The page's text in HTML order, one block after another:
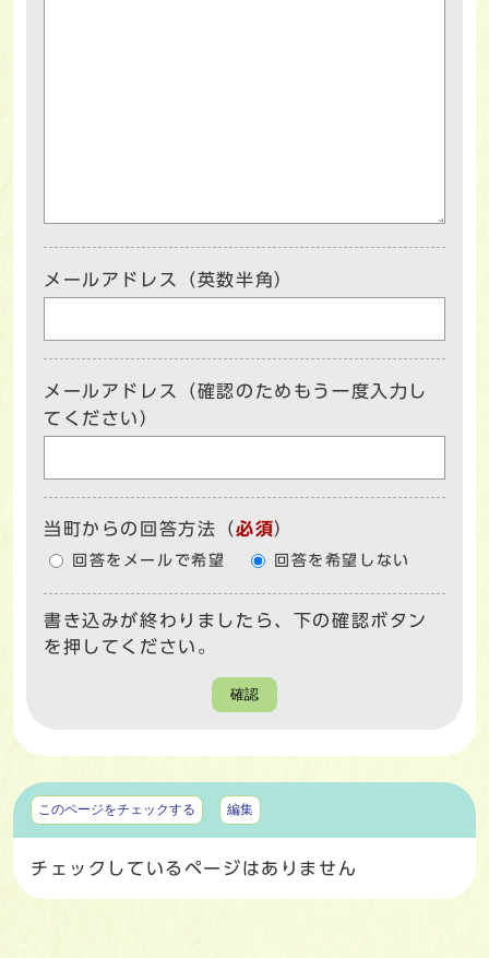
メールアドレス（英数半角）
メールアドレス（確認のためもう一度入力し
てください）
当町からの回答方法 （必須）
回答をメールで希望 回答を希望しない
書き込みが終わりましたら、下の確認ボタン
を押してください。
確認
マイページ
このページをチェックする 編集
チェックしているページはありません